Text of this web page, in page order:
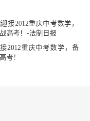
2012重庆中考数学，备
考！